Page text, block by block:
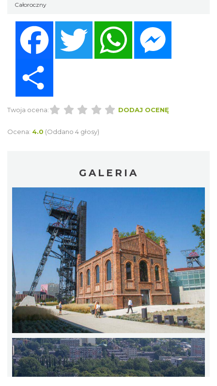
Całoroczny
Twitter
Twoja ocena: DODAJ OCENĘ
Ocena: 4.0 (Oddano 4 głosy)
GALERIA